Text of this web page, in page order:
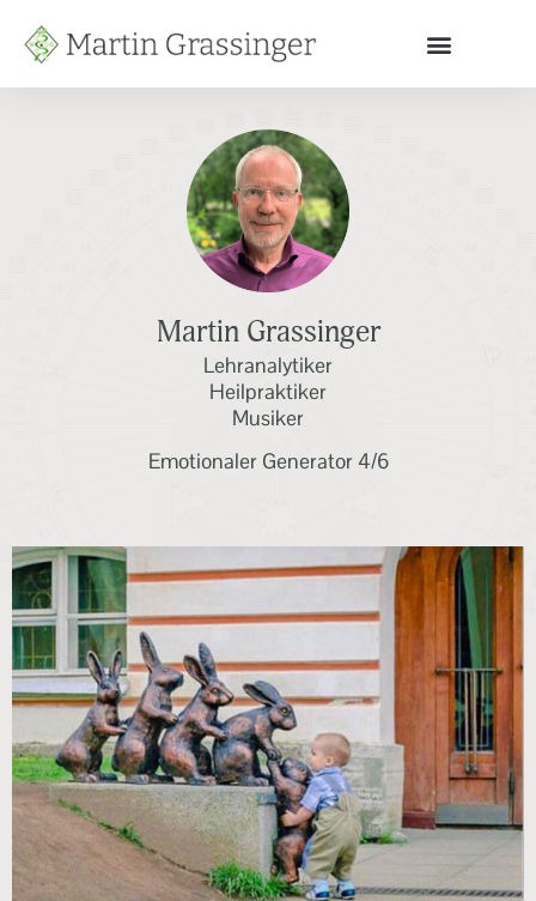
Martin Grassinger
Lehranalytiker
Heilpraktiker
Musiker
Emotionaler Generator 4/6